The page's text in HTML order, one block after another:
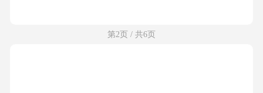
第2页 / 共6页